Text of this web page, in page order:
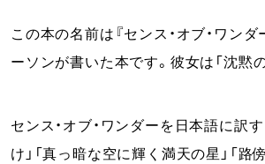
この本の名前は『センス・オブ・ワン
ーソンが書いた本です。彼女は「沈
センス・オブ・ワンダーを日本語に訳
け」「真っ暗な空に輝く満天の星」「